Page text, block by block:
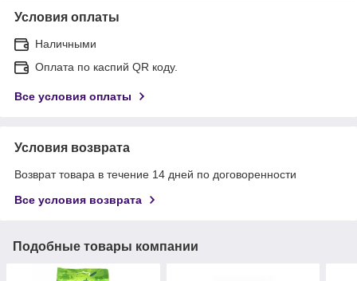
Условия оплаты
Наличными
Оплата по каспий QR коду.
Все условия оплаты
Условия возврата
Возврат товара в течение 14 дней по договоренности
Все условия возврата
Подобные товары компании